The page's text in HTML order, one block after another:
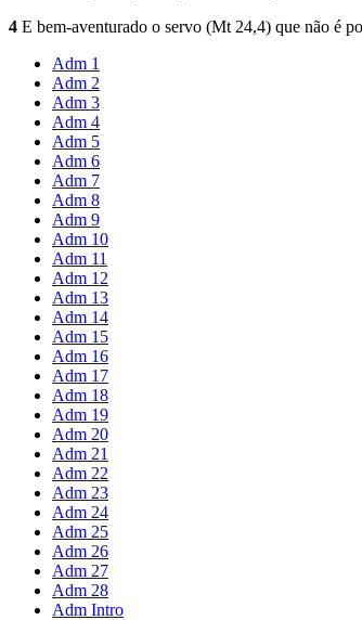
4 E bem-aventurado o servo (Mt 24,4) que não é
Adm 1
Adm 2
Adm 3
Adm 4
Adm 5
Adm 6
Adm 7
Adm 8
Adm 9
Adm 10
Adm 11
Adm 12
Adm 13
Adm 14
Adm 15
Adm 16
Adm 17
Adm 18
Adm 19
Adm 20
Adm 21
Adm 22
Adm 23
Adm 24
Adm 25
Adm 26
Adm 27
Adm 28
Adm Intro